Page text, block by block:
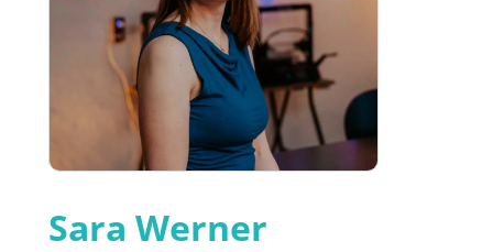
Sara Werner